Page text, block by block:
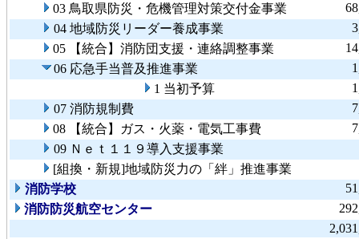
03 鳥取県防災・危機管理対策交付金事業
04 地域防災リーダー養成事業
05 【統合】消防団支援・連絡調整事業
06 応急手当普及推進事業
1 当初予算
07 消防規制費
08 【統合】ガス・火薬・電気工事費
09 Ｎｅｔ１１９導入支援事業
[組換・新規]地域防災力の「絆」推進事業
消防学校
消防防災航空センター